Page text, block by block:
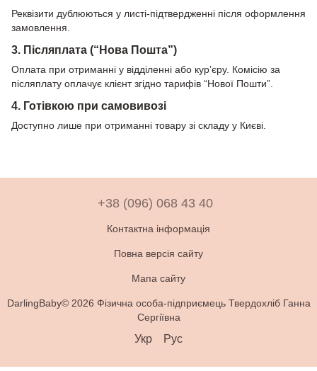
Реквізити дублюються у листі-підтвердженні після оформлення
замовлення.
3. Післяплата (“Нова Пошта”)
Оплата при отриманні у відділенні або кур’єру. Комісію за
післяплату оплачує клієнт згідно тарифів “Нової Пошти”.
4. Готівкою при самовивозі
Доступно лише при отриманні товару зі складу у Києві.
+38 (096) 068 43 40
Контактна інформація
Повна версія сайту
Мапа сайту
DarlingBaby© 2026 Фізична особа-підприємець Твердохліб Ганна
Сергіївна
Укр Рус